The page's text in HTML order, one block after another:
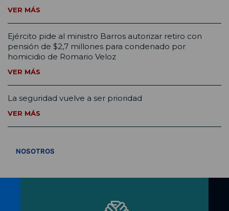
VER MÁS
Ejército pide al ministro Barros autorizar retiro con
pensión de $2,7 millones para condenado por
homicidio de Romario Veloz
VER MÁS
La seguridad vuelve a ser prioridad
VER MÁS
NOSOTROS